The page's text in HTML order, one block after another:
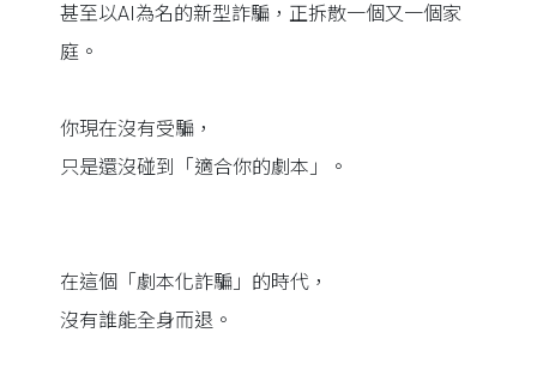
甚至以AI為名的新型詐騙，正拆散一個又一個家
庭。
你現在沒有受騙，
只是還沒碰到「適合你的劇本」。
在這個「劇本化詐騙」的時代，
沒有誰能全身而退。